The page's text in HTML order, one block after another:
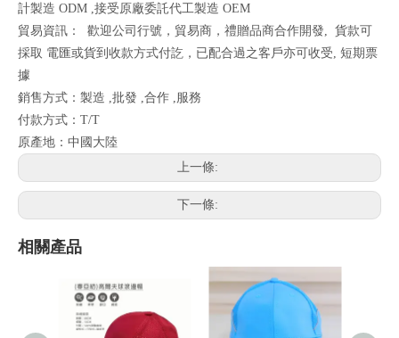
計製造 ODM ,接受原廠委託代工製造 OEM
貿易資訊：
歡迎公司行號，貿易商，禮贈品商合作開發,
貨款可
採取 電匯或貨到收款方式付訖，已配合過之客戶亦可收受, 短期票
據
銷售方式：製造 ,批發 ,合作 ,服務
付款方式：T/T
原產地：中國大陸
上一條:
下一條:
相關產品